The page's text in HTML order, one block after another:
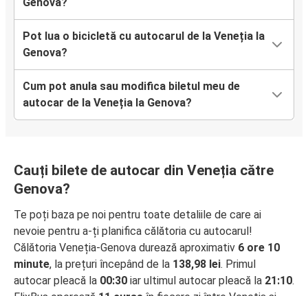
Pot lua o bicicletă cu autocarul de la Veneția la
Genova?
Cum pot anula sau modifica biletul meu de
autocar de la Veneția la Genova?
Cauți bilete de autocar din Veneția către
Genova?
Te poți baza pe noi pentru toate detaliile de care ai
nevoie pentru a-ți planifica călătoria cu autocarul!
Călătoria Veneția-Genova durează aproximativ 6 ore 10
minute, la prețuri începând de la 138,98 lei. Primul
autocar pleacă la 00:30 iar ultimul autocar pleacă la 21:10.